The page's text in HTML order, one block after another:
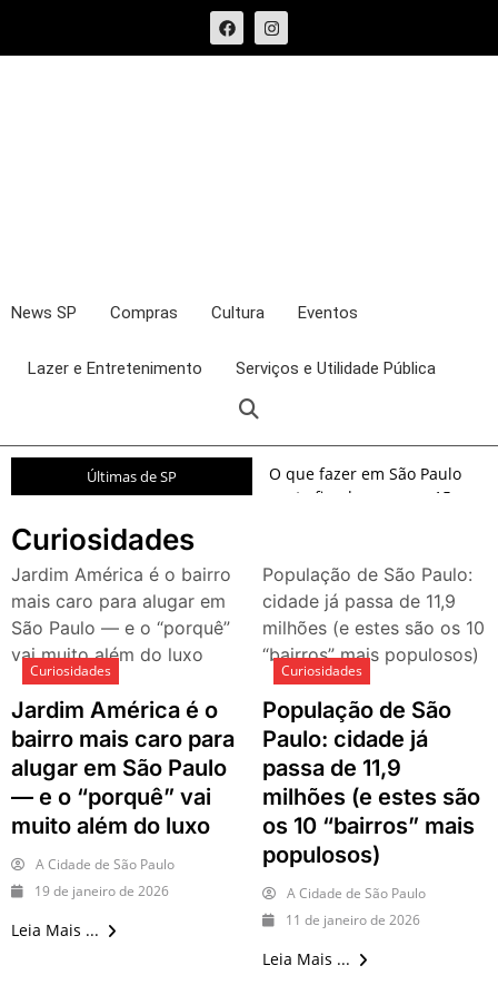
News SP Compras Cultura Eventos
Lazer e Entretenimento Serviços e Utilidade Pública
Últimas de SP
O que fazer em São Paulo
neste fim de semana: 15
100ª Festa da Achiropita
transforma o Bixiga em um
pedaço da Itália durante
agosto de 2026
O que fazer em São Paulo
em agosto de 2026: festas
italianas, eventos,
exposições, parques e
passeios imperdíveis
O que fazer em São Paulo
nos dias 25 e 26 de julho:
festas, shows, exposições e
passeios imperdíveis
nos dias 18 e 19 de julho de
2026: festas julinas, shows,
Copa do Mundo, exposições
e passeios imperdíveis
Curiosidades
Jardim América é o bairro
mais caro para alugar em
São Paulo — e o “porquê”
vai muito além do luxo
Curiosidades
Jardim América é o
bairro mais caro para
alugar em São Paulo
— e o “porquê” vai
muito além do luxo
A Cidade de São Paulo
19 de janeiro de 2026
Leia Mais ...
População de São Paulo:
cidade já passa de 11,9
milhões (e estes são os 10
“bairros” mais populosos)
Curiosidades
População de São
Paulo: cidade já
passa de 11,9
milhões (e estes são
os 10 “bairros” mais
populosos)
A Cidade de São Paulo
11 de janeiro de 2026
Leia Mais ...